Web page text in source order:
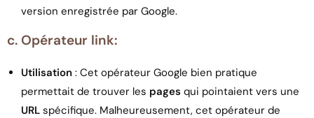
version enregistrée par Google.
c. Opérateur link:
Utilisation : Cet opérateur Google bien pratique
permettait de trouver les pages qui pointaient vers une
URL spécifique. Malheureusement, cet opérateur de